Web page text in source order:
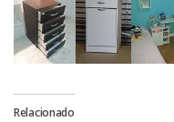
Relacionado